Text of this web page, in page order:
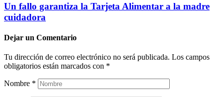
Un fallo garantiza la Tarjeta Alimentar a la madre
cuidadora
Dejar un Comentario
Tu dirección de correo electrónico no será publicada. Los campos
obligatorios están marcados con *
Nombre *